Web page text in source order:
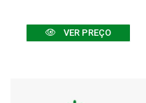
VER PREÇO